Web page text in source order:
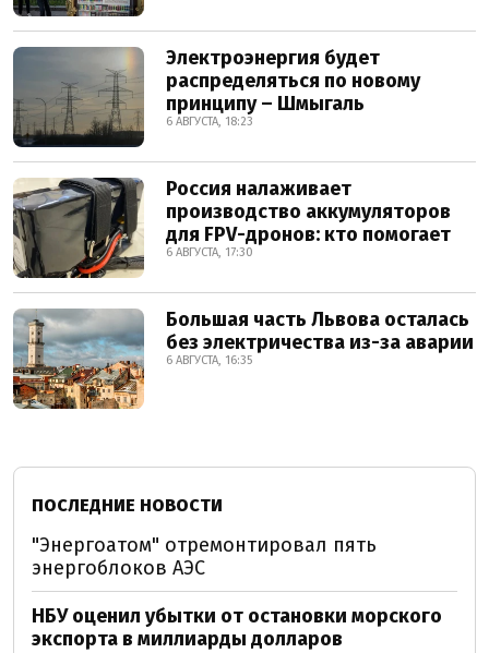
Электроэнергия будет
распределяться по новому
принципу – Шмыгаль
6 АВГУСТА, 18:23
Россия налаживает
производство аккумуляторов
для FPV-дронов: кто помогает
6 АВГУСТА, 17:30
Большая часть Львова осталась
без электричества из-за аварии
6 АВГУСТА, 16:35
ПОСЛЕДНИЕ НОВОСТИ
"Энергоатом" отремонтировал пять
энергоблоков АЭС
НБУ оценил убытки от остановки морского
экспорта в миллиарды долларов